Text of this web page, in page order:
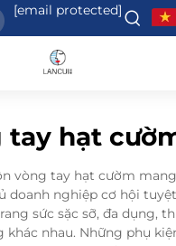
[email protected]
tay hạt
vòng tay hạt cườm
doanh nghiệp cơ hội
sức sặc sỡ, đa dụng,
khác nhau. Những phụ